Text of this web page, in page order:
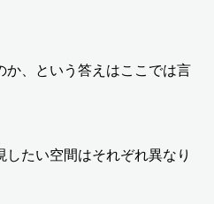
か、という答えはここでは言
たい空間はそれぞれ異なり